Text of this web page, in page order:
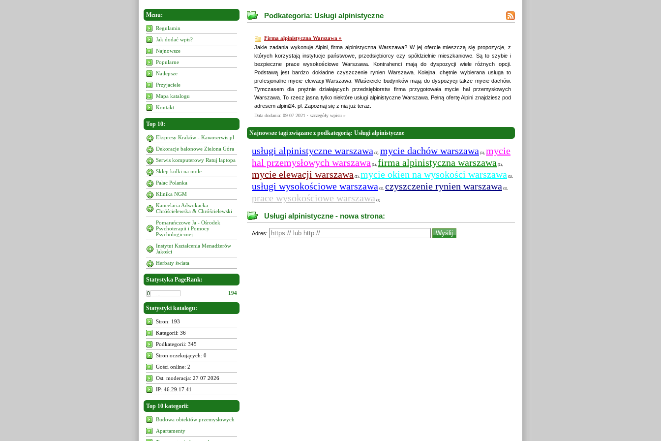
Menu:
Regulamin
Jak dodać wpis?
Najnowsze
Popularne
Najlepsze
Przyjaciele
Mapa katalogu
Kontakt
Top 10:
Ekspresy Kraków - Kawoserwis.pl
Dekoracje balonowe Zielona Góra
Serwis komputerowy Ratuj laptopa
Sklep kulki na mole
Pałac Polanka
Klinika NGM
Kancelaria Adwokacka
Chróścielewska & Chróścielewski
Pomarańczowe Ja - Ośrodek
Psychoterapii i Pomocy
Psychologicznej
Instytut Kształcenia Menadżerów
Jakości
Herbaty świata
Statystyka PageRank:
194
Statystyki katalogu:
Stron: 193
Kategorii: 36
Podkategorii: 345
Stron oczekujących: 0
Gości online: 2
Ost. moderacja: 27 07 2026
IP: 46.29.17.41
Top 10 kategorii:
Budowa obiektów przemysłowych
Apartamenty
Podkategoria: Usługi alpinistyczne
Firma alpinistyczna Warszawa »
Jakie zadania wykonuje Alpini, firma alpinistyczna Warszawa? W jej ofercie mieszczą się propozycje, z
których korzystają instytucje państwowe, przedsiębiorcy czy spółdzielnie mieszkaniowe. Są to szybie i
bezpieczne prace wysokościowe Warszawa. Kontrahenci mają do dyspozycji wiele różnych opcji.
Podstawą jest bardzo dokładne czyszczenie rynien Warszawa. Kolejna, chętnie wybierana usługa to
profesjonalne mycie elewacji Warszawa. Właściciele budynków mają do dyspozycji także mycie dachów.
Tymczasem dla prężnie działających przedsiębiorstw firma przygotowała mycie hal przemysłowych
Warszawa. To rzecz jasna tylko niektóre usługi alpinistyczne Warszawa. Pełną ofertę Alpini znajdziesz pod
adresem alpini24. pl. Zapoznaj się z nią już teraz.
Data dodania: 09 07 2021 · szczegóły wpisu »
Najnowsze tagi związane z podkategorią: Usługi alpinistyczne
usługi alpinistyczne warszawa (1), mycie dachów warszawa (1), mycie
hal przemysłowych warszawa (1), firma alpinistyczna warszawa (1),
mycie elewacji warszawa (1), mycie okien na wysokości warszawa (1),
usługi wysokościowe warszawa (1), czyszczenie rynien warszawa (1),
prace wysokościowe warszawa (1)
Usługi alpinistyczne - nowa strona:
Adres: